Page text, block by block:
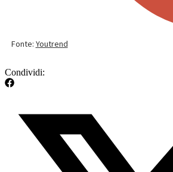
Le elezioni regionali nelle Marche si
Diventa Governatore della
ottiene la maggioranza dei voti validi a
Vengono attribuiti 18 seggi alla coalizione
una cifra pari o superiore al 40%. Per il
il voto disgiunto per cui non è possibile
una lista ed il candidato Presidente
entrare in Consiglio (il cui numero di
nel 2012). Con un emendamento inserito
Gianluca Busilacchi di Articolo Uno, la
solamente dalle elezioni nel 2025.